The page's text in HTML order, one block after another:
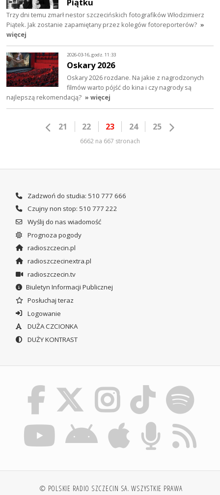
Piątku
Trzy dni temu zmarł nestor szczecińskich fotografików Włodzimierz
Piątek. Jak zostanie zapamiętany przez kolegów fotoreporterów? »
więcej
2026-03-16, godz. 11:33
Oskary 2026
Oskary 2026 rozdane. Na jakie z nagrodzonych
filmów warto pójść do kina i czy nagrody są
najlepszą rekomendacją? » więcej
21 22 23 24 25
6662 na 667 stronach
Zadzwoń do studia: 510 777 666
Czujny non stop: 510 777 222
Wyślij do nas wiadomość
Prognoza pogody
radioszczecin.pl
radioszczecinextra.pl
radioszczecin.tv
Biuletyn Informacji Publicznej
Posłuchaj teraz
Logowanie
DUŻA CZCIONKA
DUŻY KONTRAST
© POLSKIE RADIO SZCZECIN SA. WSZYSTKIE PRAWA